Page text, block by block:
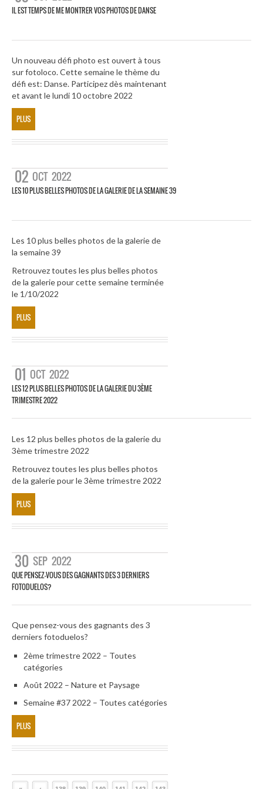
IL EST TEMPS DE ME MONTRER VOS PHOTOS DE DANSE
Un nouveau défi photo est ouvert à tous
sur fotoloco. Cette semaine le thème du
défi est: Danse. Participez dès maintenant
et avant le lundi 10 octobre 2022
PLUS
02 OCT 2022
LES 10 PLUS BELLES PHOTOS DE LA GALERIE DE LA SEMAINE 39
Les 10 plus belles photos de la galerie de
la semaine 39
Retrouvez toutes les plus belles photos
de la galerie pour cette semaine terminée
le 1/10/2022
PLUS
01 OCT 2022
LES 12 PLUS BELLES PHOTOS DE LA GALERIE DU 3ÈME
TRIMESTRE 2022
Les 12 plus belles photos de la galerie du
3ème trimestre 2022
Retrouvez toutes les plus belles photos
de la galerie pour le 3ème trimestre 2022
PLUS
30 SEP 2022
QUE PENSEZ-VOUS DES GAGNANTS DES 3 DERNIERS
FOTODUELOS?
Que pensez-vous des gagnants des 3
derniers fotoduelos?
2ème trimestre 2022 – Toutes
catégories
Août 2022 – Nature et Paysage
Semaine #37 2022 – Toutes catégories
PLUS